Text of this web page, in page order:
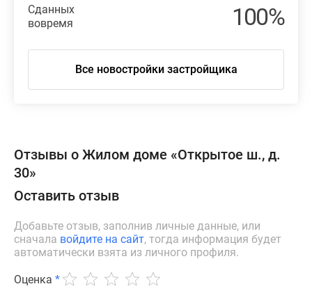
Сданных
вовремя
100%
Все новостройки застройщика
Отзывы о Жилом доме «Открытое ш., д.
30»
Оставить отзыв
Добавьте отзыв, заполнив личные данные, или
сначала войдите на сайт, тогда информация будет
автоматически взята из личного профиля.
Оценка *